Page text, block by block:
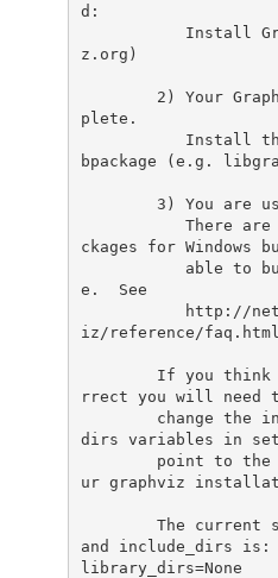
Install
z.org )
2 ) Your
Install
bpackage
(e.g.
3 ) You are
There
are
ckages
for Windows
able to
e.
http://
iz/reference/faq.html
If you think
rrect you will need
change the
dirs variables in
point to the
ur graphviz
The current
and
include_dirs
library_dirs=